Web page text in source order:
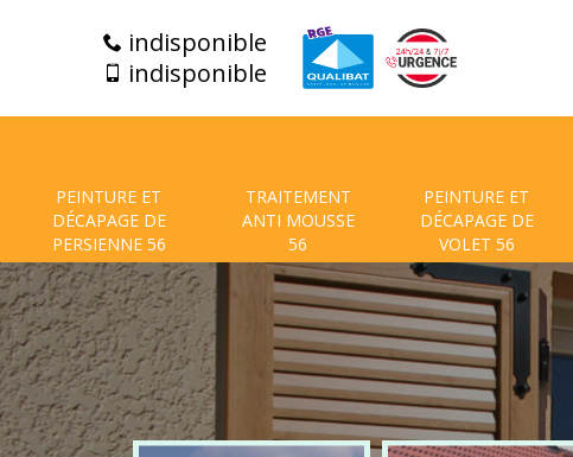
indisponible
indisponible
PEINTURE ET
DÉCAPAGE DE
PERSIENNE 56
TRAITEMENT
ANTI MOUSSE
56
PEINTURE ET
DÉCAPAGE DE
VOLET 56